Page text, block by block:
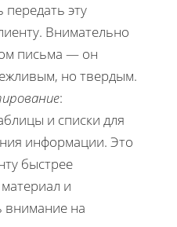
передать эту
Внимательно
письма — он
но твердым.
:
и списки для
информации. Это
быстрее
и
внимание на